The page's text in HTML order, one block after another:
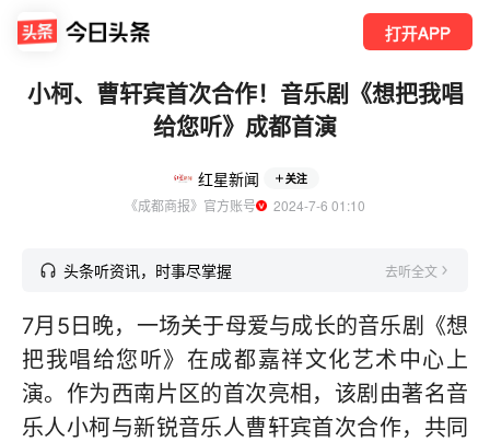
打开APP
小柯、曹轩宾首次合作！音乐剧《想把我唱
给您听》成都首演
红星新闻 关注
《成都商报》官方账号
  2024-7-6 01:10
头条听资讯，时事尽掌握 去听全文
7月5日晚，一场关于母爱与成长的音乐剧《想
把我唱给您听》在成都嘉祥文化艺术中心上
演。作为西南片区的首次亮相，该剧由著名音
乐人小柯与新锐音乐人曹轩宾首次合作，共同